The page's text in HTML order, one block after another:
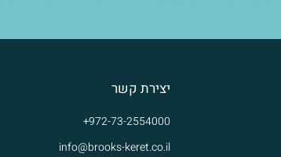
יצירת קשר
972-73-2554000+
info@brooks-keret.co.il